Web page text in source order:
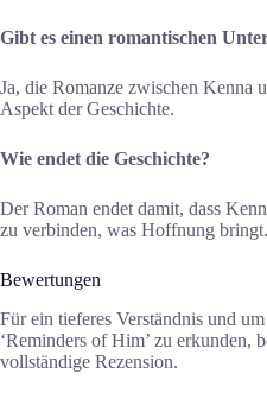
Gibt es einen romantischen
Ja, die Romanze zwischen Kenna
Aspekt der Geschichte.
Wie endet die Geschichte?
Der Roman endet damit, dass
zu verbinden, was Hoffnung bringt.
Bewertungen
Für ein tieferes Verständnis und
‘Reminders of Him’ zu erkunden,
vollständige Rezension.